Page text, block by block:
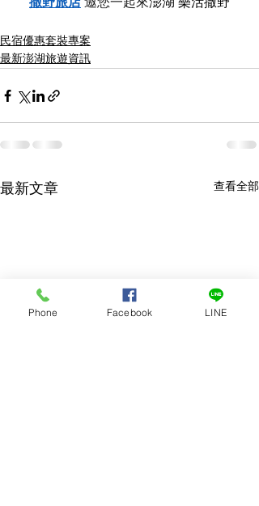
撒野旅店 邀您一起來澎湖 樂活撒野
民宿優惠套裝專案
最新澎湖旅遊資訊
最新文章 查看全部
Phone Facebook LINE